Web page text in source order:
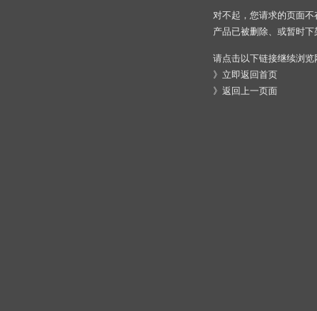
对不起，您请求的页面
产品已被删除、或暂时下
请点击以下链接继续浏览
》 立即返回首页
》 返回上一页面